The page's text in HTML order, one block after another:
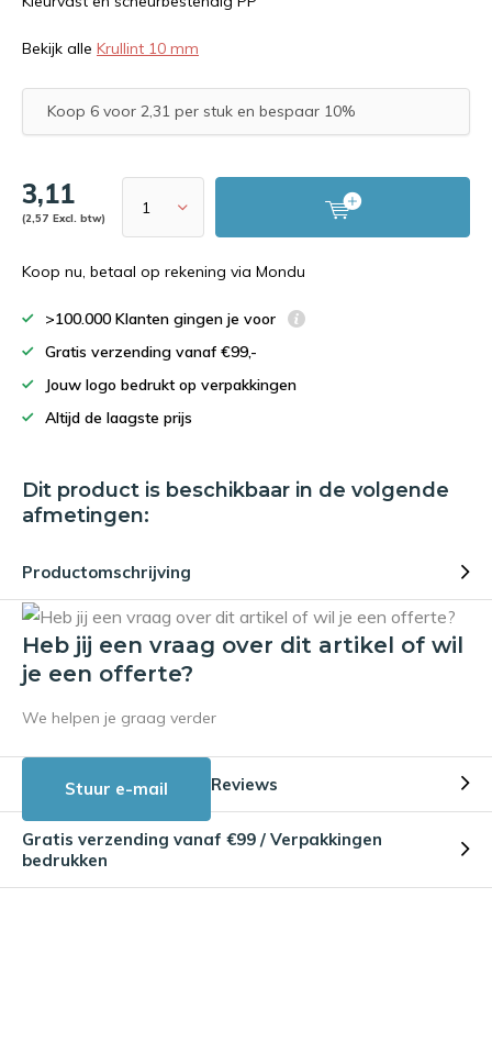
Bekijk alle Krullint 10 mm
Koop 6 voor 2,31 per stuk en bespaar 10%
3,11
(2,57 Excl. btw)
Koop nu, betaal op rekening via Mondu
>100.000 Klanten gingen je voor
Gratis verzending vanaf €99,-
Jouw logo bedrukt op verpakkingen
Altijd de laagste prijs
Dit product is beschikbaar in de volgende
afmetingen:
Productomschrijving
Heb jij een vraag over dit artikel of wil
je een offerte?
We helpen je graag verder
Stuur e-mail Reviews
Gratis verzending vanaf €99 / Verpakkingen
bedrukken